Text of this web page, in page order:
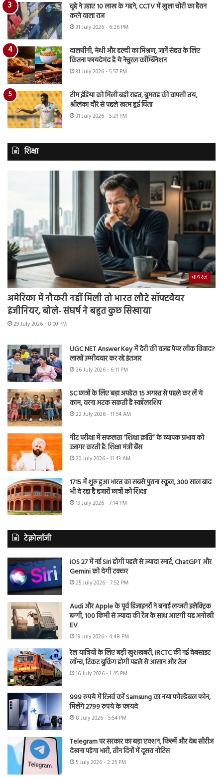
चूहे ने उड़ाए 10 लाख के गहने, CCTV में खुला चोरी का हैरान
करने वाला राज
31 July 2026 - 6:26 PM
दालचीनी, मेथी और हल्दी का मिश्रण, जानें सेहत के लिए
कितना फायदेमंद है ये नेचुरल कॉम्बिनेशन
31 July 2026 - 5:57 PM
टीम इंडिया को मिली बड़ी राहत, बुमराह की वापसी तय,
श्रीलंका दौरे से पहले खत्म हुई चिंता
31 July 2026 - 5:21 PM
शिक्षा
वायरल
अमेरिका में नौकरी नहीं मिली तो भारत लौटे सॉफ्टवेयर
इंजीनियर, बोले- संघर्ष ने बहुत कुछ सिखाया
29 July 2026 - 8:00 PM
UGC NET Answer Key में देरी की वजह पेपर लीक विवाद?
लाखों उम्मीदवार कर रहे इंतजार
26 July 2026 - 6:11 PM
SC छात्रों के लिए बड़ा अपडेट! 15 अगस्त से पहले कर लें ये
काम, वरना अटक सकती है स्कॉलरशिप
22 July 2026 - 11:54 AM
नीट परीक्षा में सफलता “शिक्षा क्रांति” के व्यापक प्रभाव को
उजागर करती है: शिक्षा मंत्री बैंस
20 July 2026 - 11:43 AM
1715 में शुरू हुआ भारत का सबसे पुराना स्कूल, 300 साल बाद
भी दे रहा है हजारों छात्रों को शिक्षा
19 July 2026 - 7:14 PM
टेक्नोलॉजी
iOS 27 में नई Siri होगी पहले से ज्यादा स्मार्ट, ChatGPT और
Gemini को देगी टक्कर
25 July 2026 - 7:52 PM
Audi और Apple के पूर्व डिजाइनरों ने बनाई लग्जरी इलेक्ट्रिक
बग्गी, 100 किमी से ज्यादा की रेंज के साथ आएगी यह अनोखी
EV
19 July 2026 - 4:48 PM
रेल यात्रियों के लिए बड़ी खुशखबरी, IRCTC की नई वेबसाइट
लॉन्च, टिकट बुकिंग होगी पहले से आसान और तेज
16 July 2026 - 1:45 PM
999 रुपये में रिजर्व करें Samsung का नया फोल्डेबल फोन,
मिलेंगे 2799 रुपये के फायदे
8 July 2026 - 5:54 PM
Telegram पर सरकार का बड़ा एक्शन, फिल्में और वेब सीरीज
देखना पड़ेगा भारी, तीन दिनों में दूसरा नोटिस
5 July 2026 - 2:25 PM